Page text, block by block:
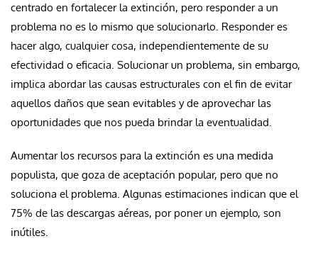
centrado en fortalecer la extinción, pero responder a un
problema no es lo mismo que solucionarlo. Responder es
hacer algo, cualquier cosa, independientemente de su
efectividad o eficacia. Solucionar un problema, sin embargo,
implica abordar las causas estructurales con el fin de evitar
aquellos daños que sean evitables y de aprovechar las
oportunidades que nos pueda brindar la eventualidad.
Aumentar los recursos para la extinción es una medida
populista, que goza de aceptación popular, pero que no
soluciona el problema. Algunas estimaciones indican que el
75% de las descargas aéreas, por poner un ejemplo, son
inútiles.